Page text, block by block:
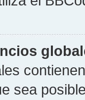
sea